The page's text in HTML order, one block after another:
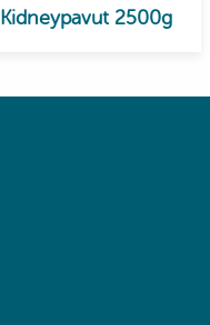
Kidneypavut 2500g